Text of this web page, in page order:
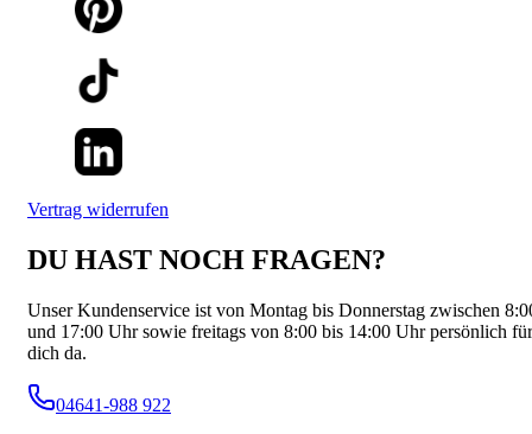
Vertrag widerrufen
DU HAST NOCH FRAGEN?
Unser Kundenservice ist von Montag bis Donnerstag zwischen
und 17:00 Uhr sowie freitags von 8:00 bis 14:00 Uhr persönlich für
dich da.
04641-988 922